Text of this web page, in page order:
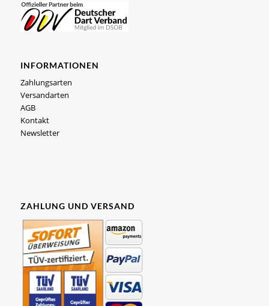
INFORMATIONEN
Zahlungsarten
Versandarten
AGB
Kontakt
Newsletter
ZAHLUNG UND VERSAND